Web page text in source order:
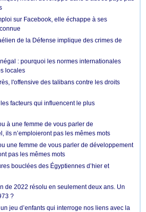
sur Facebook, elle échappe à ses
de la Défense implique des crimes de
: pourquoi les normes internationales
locales
l'offensive des talibans contre les droits
facteurs qui influencent le plus
à une femme de vous parler de
ils n’emploieront pas les mêmes mots
une femme de vous parler de développement
pas les mêmes mots
bouclées des Égyptiennes d’hier et
de 2022 résolu en seulement deux ans. Un
?
jeu d’enfants qui interroge nos liens avec la